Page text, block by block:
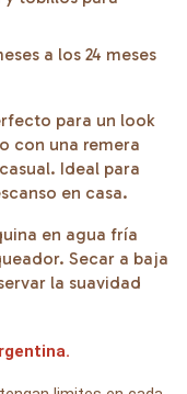
a los 24 meses
para un look
con una remera
Ideal para
en casa.
en agua fría
Secar a baja
la suavidad